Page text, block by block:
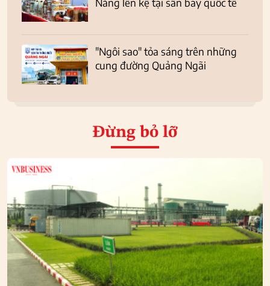
"Ngôi sao" tỏa sáng trên những
cung đường Quảng Ngãi
Đừng bỏ lỡ